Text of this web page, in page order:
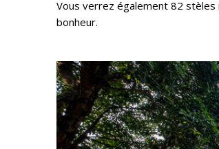
Vous verrez également 82
bonheur.